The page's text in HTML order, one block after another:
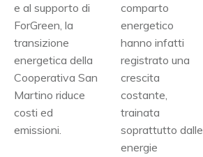
e al supporto di
ForGreen, la
transizione
energetica della
Cooperativa San
Martino riduce
costi ed
emissioni.
comparto
energetico
hanno infatti
registrato una
crescita
costante,
trainata
soprattutto dalle
energie